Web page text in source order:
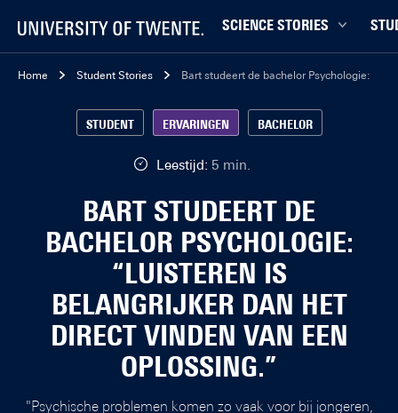
SCIENCE STORIES
Chiptechnologie
Gedrag & samenleving
Gezondheid
Natuurkunde & materialen
Robotica
Veiligheid
Home Student Stories Bart studeert de bachelor Psychologie:
Leestijd: 5 min.
STUDENT ERVARINGEN BACHELOR
BART STUDEERT DE
BACHELOR PSYCHOLOGIE:
“LUISTEREN IS
BELANGRIJKER DAN HET
DIRECT VINDEN VAN EEN
OPLOSSING.”
"Psychische problemen komen zo vaak voor bij jongeren,